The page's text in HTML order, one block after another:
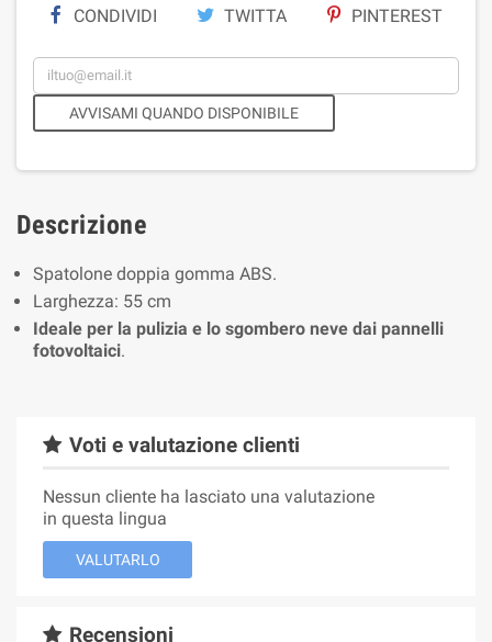
CONDIVIDI TWITTA PINTEREST
AVVISAMI QUANDO DISPONIBILE
Descrizione
Spatolone doppia gomma ABS.
Larghezza: 55 cm
Ideale per la pulizia e lo sgombero neve dai pannelli
fotovoltaici.
Voti e valutazione clienti
Nessun cliente ha lasciato una valutazione
in questa lingua
VALUTARLO
Recensioni